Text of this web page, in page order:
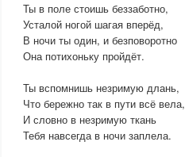
Ты в поле стоишь беззаботно,
Усталой ногой шагая вперёд,
В ночи ты один, и безповоротно
Она потихоньку пройдёт.
Ты вспомнишь незримую длань,
Что бережно так в пути всё вела,
И словно в незримую ткань
Тебя навсегда в ночи заплела.